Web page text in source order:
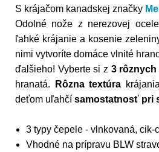
S krájačom kanadskej značky
Odolné nože z nerezovej
ľahké krájanie a kosenie
nimi vytvoríte domáce vlnité
ďalšieho! Vyberte si z 3
hranatá.
Rôzna textúra
deťom uľahčí samostatnosť pri
3 typy čepele - vlnkovaná, cik-
Vhodné na prípravu BLW